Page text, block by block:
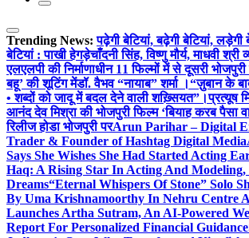
Trending News: पढ़ेगी बेटियां, बढ़ेगी बेटियां, लड़ेगी
बेटियां : पाखी हेगड़ेचाँदनी सिंह, विष्णु मौर्य, माधवी
एलएलपी की निर्माणाधीन 11 फिल्मों में से दूसरी
बहू’ की शूटिंग मेंडॉ. वैभव “नायाब” शर्मा ।“ज़ुबान के
• शब्दों को जादू में बदल देने वाली शख़्सियत”।प्रत्यूष
आनंद देव मिश्रा की भोजपुरी फिल्म ‘बियाह करब पैसा
रिलीज होडा भोजपुरी परArun Parihar – Digital
Trader & Founder of Hashtag Digital Media
Says She Wishes She Had Started Acting
Haq: A Rising Star In Acting And Modeling,
Dreams“Eternal Whispers Of Stone” Solo
By Uma Krishnamoorthy In Nehru Centre
Launches Artha Sutram, An AI-Powered
Report For Personalized Financial Guidance